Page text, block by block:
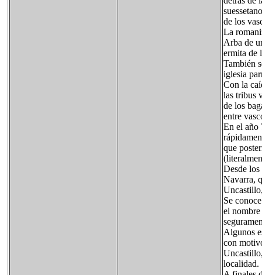
de los
La
Arba de
ermita de
También
iglesia
Con la
las tribus
de los
entre
En el año
que
Desde
Navarra,
Se
el
Algunos
con
localidad.